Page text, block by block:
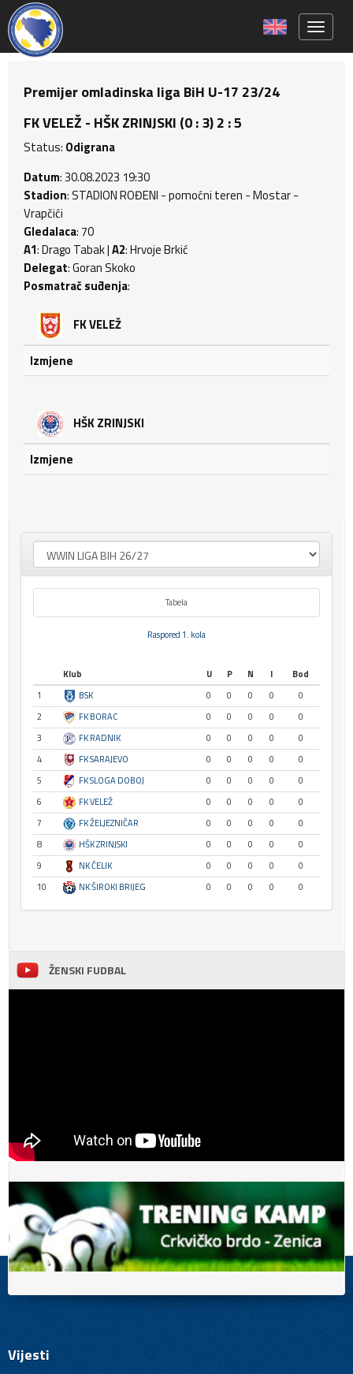
Premijer omladinska liga BiH U-17 23/24
FK VELEŽ - HŠK ZRINJSKI (0 : 3) 2 : 5
Status: Odigrana
Datum: 30.08.2023 19:30
Stadion: STADION ROĐENI - pomoćni teren - Mostar -
Vrapčići
Gledalaca: 70
A1: Drago Tabak |A2: Hrvoje Brkić
Delegat: Goran Skoko
Posmatrač suđenja:
FK VELEŽ
Izmjene
HŠK ZRINJSKI
Izmjene
Tabela
Raspored 1. kola
Klub U P N I
Bod
1
BSK 0 0 0 0
0
2
FK BORAC 0 0 0 0
0
3
FK RADNIK 0 0 0 0
0
4
FK SARAJEVO 0 0 0 0
0
5
FK SLOGA DOBOJ 0 0 0 0
0
6
FK VELEŽ 0 0 0 0
0
7
FK ŽELJEZNIČAR 0 0 0 0
0
8
HŠK ZRINJSKI 0 0 0 0
0
9
NK ČELIK 0 0 0 0
0
10
NK ŠIROKI BRIJEG 0 0 0 0 0
ŽENSKI FUDBAL
Vijesti